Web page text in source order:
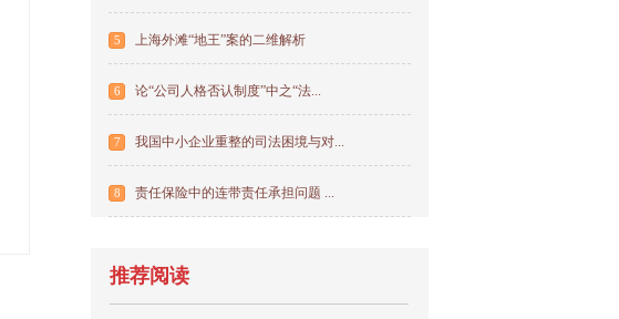
5 上海外滩“地王”案的二维解析
6 论“公司人格否认制度”中之“法...
7 我国中小企业重整的司法困境与对...
8 责任保险中的连带责任承担问题 ...
推荐阅读